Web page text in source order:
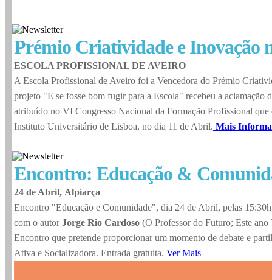
Prémio Criatividade e Inovação
ESCOLA PROFISSIONAL DE AVEIRO
A Escola Profissional de Aveiro foi a Vencedora do Prémio
projeto "E se fosse bom fugir para a Escola" recebeu a aclamação
atribuído no VI Congresso Nacional da Formação Profissional
Instituto Universitário de Lisboa, no dia 11 de Abril. Mais
Encontro: Educação &
24 de Abril, Alpiarça
Encontro "Educação e Comunidade", dia 24 de Abril, pelas
com o autorJorge Rio Cardoso (O Professor do Futuro; Este
Encontro que pretende proporcionar um momento de debate e
Ativa e Socializadora. Entrada gratuita. Ver Mais